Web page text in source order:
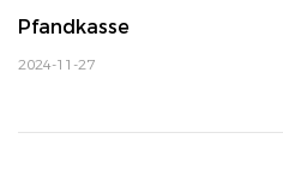
Pfandkasse
2024-11-27